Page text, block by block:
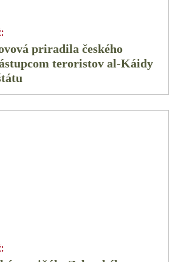
priradila českého
teroristov al-Káidy